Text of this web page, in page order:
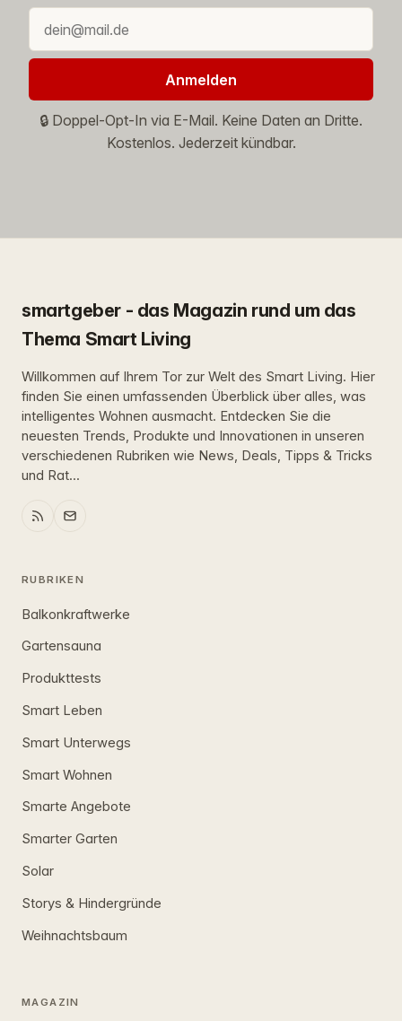
Anmelden
🔒 Doppel-Opt-In via E-Mail. Keine Daten an Dritte.
Kostenlos. Jederzeit kündbar.
smartgeber - das Magazin rund um das
Thema Smart Living
Willkommen auf Ihrem Tor zur Welt des Smart Living. Hier
finden Sie einen umfassenden Überblick über alles, was
intelligentes Wohnen ausmacht. Entdecken Sie die
neuesten Trends, Produkte und Innovationen in unseren
verschiedenen Rubriken wie News, Deals, Tipps & Tricks
und Rat...
RUBRIKEN
Balkonkraftwerke
Gartensauna
Produkttests
Smart Leben
Smart Unterwegs
Smart Wohnen
Smarte Angebote
Smarter Garten
Solar
Storys & Hindergründe
Weihnachtsbaum
MAGAZIN